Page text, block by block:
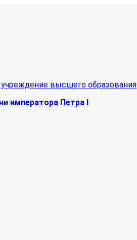
высшего образования
императора Петра I